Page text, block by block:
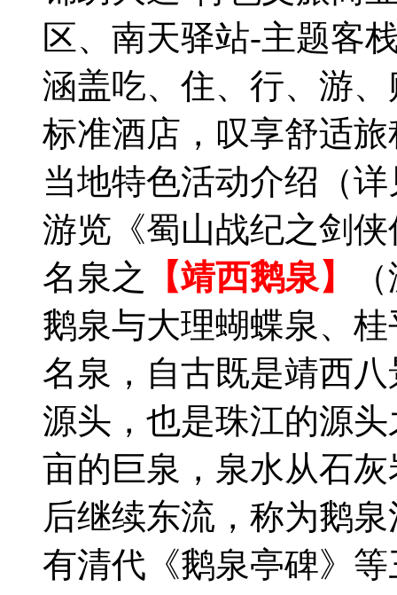
区、南天驿站-主题客
涵盖吃、住、行、游
标准酒店，叹享舒适旅
当地特色活动介绍（
游览《蜀山战纪之剑
名泉之
【靖西鹅泉】
鹅泉与大理蝴蝶泉、
名泉，自古既是靖西
源头，也是珠江的源
亩的巨泉，泉水从石
后继续东流，称为鹅
有清代《鹅泉亭碑》